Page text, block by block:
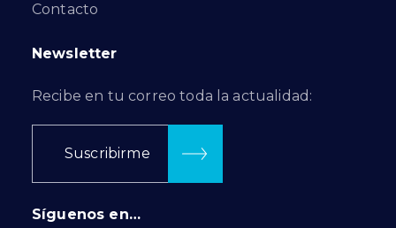
Contacto
Newsletter
Recibe en tu correo toda la actualidad:
Suscribirme
Síguenos en…